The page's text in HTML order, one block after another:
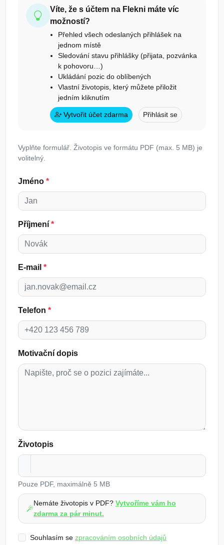
Víte, že s účtem na Flekni máte víc
možností?
Přehled všech odeslaných přihlášek na
jednom místě
Sledování stavu přihlášky (přijata, pozvánka
k pohovoru…)
Ukládání pozic do oblíbených
Vlastní životopis, který můžete přiložit
jedním kliknutím
Vytvořit účet zdarma Přihlásit se
Vyplňte formulář. Životopis ve formátu PDF (max. 5 MB) je
volitelný.
Jméno *
Příjmení *
E-mail *
Telefon *
Motivační dopis
Životopis
Pouze PDF, maximálně 5 MB
Nemáte životopis v PDF? Vytvoříme vám ho
zdarma za pár minut.
Souhlasím se zpracováním osobních údajů